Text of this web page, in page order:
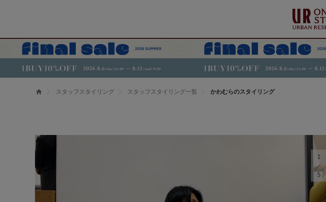
スタッフスタイリング スタッフスタイリング一覧 かわむらのスタイリング
1
5